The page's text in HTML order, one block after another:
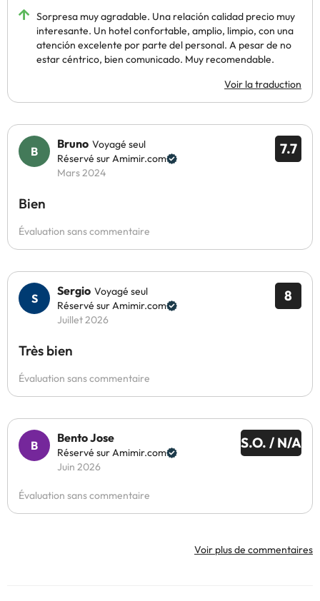
Sorpresa muy agradable. Una relación calidad precio muy
interesante. Un hotel confortable, amplio, limpio, con una
atención excelente por parte del personal. A pesar de no
estar céntrico, bien comunicado. Muy recomendable.
Voir la traduction
7.7
Bruno Voyagé seul
Réservé sur Amimir.com
Mars 2024
Bien
Évaluation sans commentaire
8
Sergio Voyagé seul
Réservé sur Amimir.com
Juillet 2026
Très bien
Évaluation sans commentaire
S.O. / N/A
Bento Jose
Réservé sur Amimir.com
Juin 2026
Évaluation sans commentaire
Voir plus de commentaires